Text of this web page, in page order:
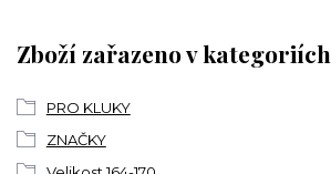
Zboží zařazeno v kategoriích
PRO KLUKY
ZNAČKY